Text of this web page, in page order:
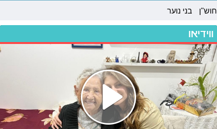
חוש"ן בני נוער
ווידיאו